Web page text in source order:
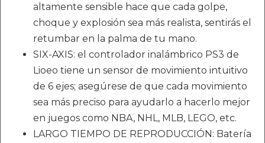
altamente sensible hace que cada golpe,
choque y explosión sea más realista, sentirás el
retumbar en la palma de tu mano.
SIX-AXIS: el controlador inalámbrico PS3 de
Lioeo tiene un sensor de movimiento intuitivo
de 6 ejes; asegúrese de que cada movimiento
sea más preciso para ayudarlo a hacerlo mejor
en juegos como NBA, NHL, MLB, LEGO, etc.
LARGO TIEMPO DE REPRODUCCIÓN: Batería